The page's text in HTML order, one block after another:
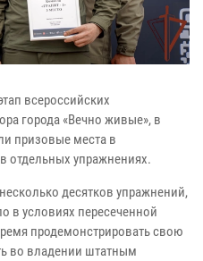
всероссийских
города «Вечно живые», в
призовые места в
отдельных упражнениях.
десятков упражнений,
в условиях пересеченной
продемонстрировать свою
во владении штатным